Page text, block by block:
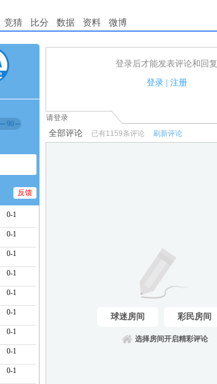
竞猜 比分 数据 资料 微博
90
反馈
0-1
0-1
0-1
0-1
0-1
0-1
0-1
0-1
0-1
登录后才能发表评论和回复
登录| 注册
1.电脑端新用户可以发表评论了！
请登录
全部评论 已有1159条评论 刷新评论
球迷房间 彩民房间
选择房间开启精彩评论